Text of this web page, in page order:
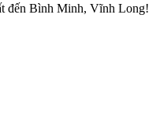
đến Bình Minh, Vĩnh Long!